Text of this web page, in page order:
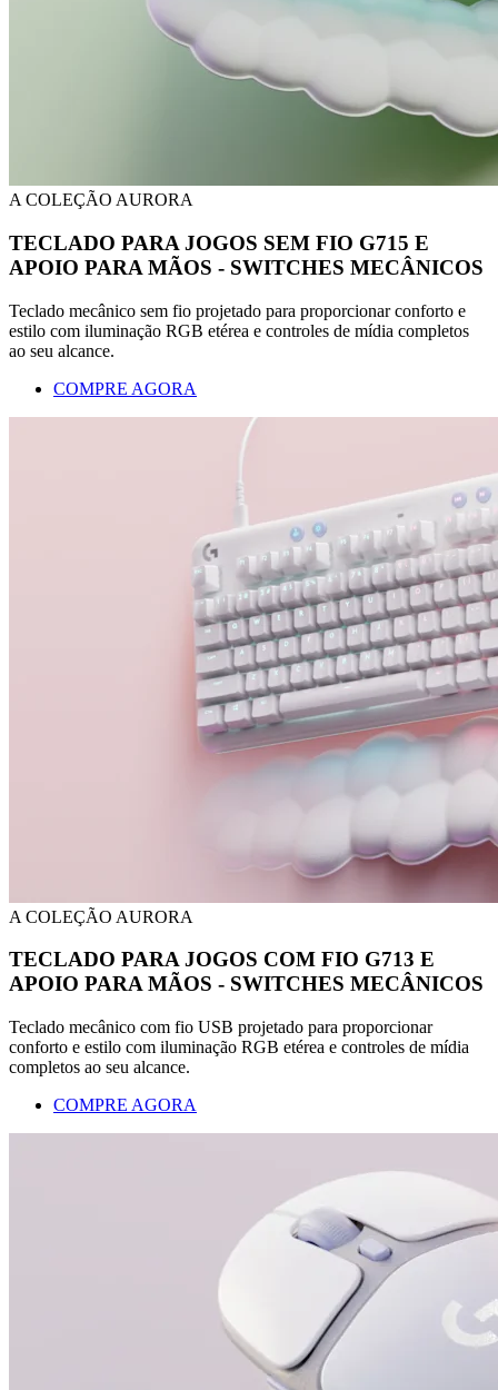
A COLEÇÃO AURORA
TECLADO PARA JOGOS SEM FIO G715 E
APOIO PARA MÃOS - SWITCHES MECÂNICOS
Teclado mecânico sem fio projetado para proporcionar conforto e
estilo com iluminação RGB etérea e controles de mídia completos
ao seu alcance.
COMPRE AGORA
A COLEÇÃO AURORA
TECLADO PARA JOGOS COM FIO G713 E
APOIO PARA MÃOS - SWITCHES MECÂNICOS
Teclado mecânico com fio USB projetado para proporcionar
conforto e estilo com iluminação RGB etérea e controles de mídia
completos ao seu alcance.
COMPRE AGORA